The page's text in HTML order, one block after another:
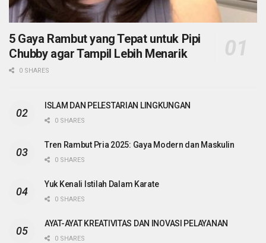
5 Gaya Rambut yang Tepat untuk Pipi
Chubby agar Tampil Lebih Menarik
0 SHARES
ISLAM DAN PELESTARIAN LINGKUNGAN
0 SHARES
Tren Rambut Pria 2025: Gaya Modern dan Maskulin
0 SHARES
Yuk Kenali Istilah Dalam Karate
0 SHARES
AYAT-AYAT KREATIVITAS DAN INOVASI PELAYANAN
0 SHARES